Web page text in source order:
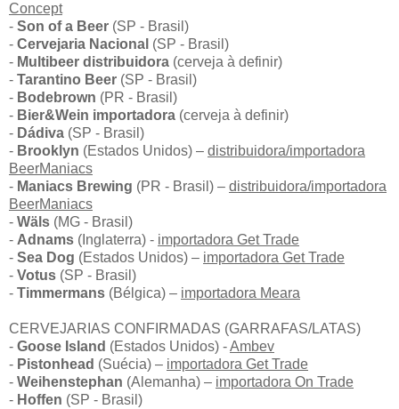
Concept
- Son of a Beer (SP - Brasil)
- Cervejaria Nacional (SP - Brasil)
- Multibeer distribuidora (cerveja à definir)
- Tarantino Beer (SP - Brasil)
- Bodebrown (PR - Brasil)
- Bier&Wein importadora (cerveja à definir)
- Dádiva (SP - Brasil)
- Brooklyn (Estados Unidos) – distribuidora/importadora
BeerManiacs
- Maniacs Brewing (PR - Brasil) – distribuidora/importadora
BeerManiacs
- Wäls (MG - Brasil)
- Adnams (Inglaterra) - importadora Get Trade
- Sea Dog (Estados Unidos) – importadora Get Trade
- Votus (SP - Brasil)
- Timmermans (Bélgica) – importadora Meara
CERVEJARIAS CONFIRMADAS (GARRAFAS/LATAS)
- Goose Island (Estados Unidos) -Ambev
- Pistonhead (Suécia) – importadora Get Trade
- Weihenstephan (Alemanha) – importadora On Trade
- Hoffen (SP - Brasil)